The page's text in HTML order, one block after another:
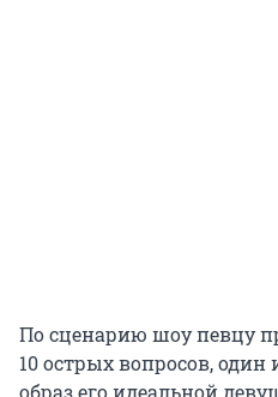
По сценарию шоу певцу
10 острых вопросов,
образ его идеальной